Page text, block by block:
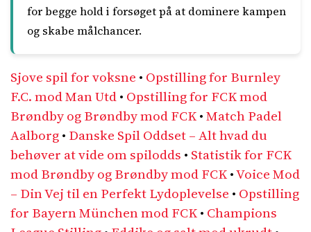
for begge hold i forsøget på at dominere kampen
og skabe målchancer.
Sjove spil for voksne • Opstilling for Burnley
F.C. mod Man Utd• Opstilling for FCK mod
Brøndby og Brøndby mod FCK•Match Padel
Aalborg• Danske Spil Oddset – Alt hvad du
behøver at vide om spilodds • Statistik for FCK
mod Brøndby og Brøndby mod FCK•Voice Mod
– Din Vej til en Perfekt Lydoplevelse • Opstilling
for Bayern München mod FCK• Champions